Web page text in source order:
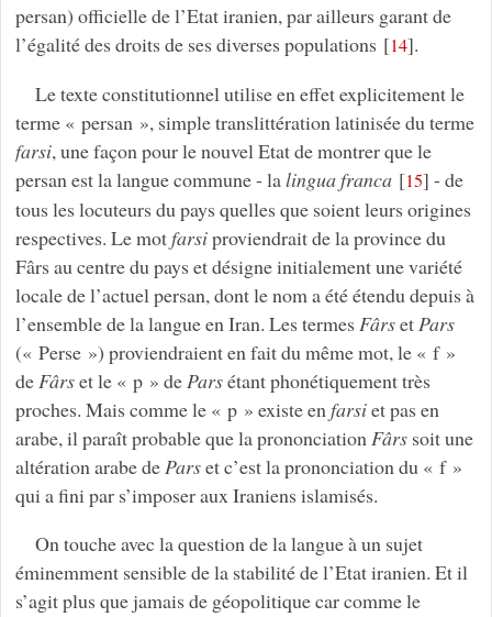
persan) officielle de l’Etat iranien, par ailleurs garant de
l’égalité des droits de ses diverses populations [14].
Le texte constitutionnel utilise en effet explicitement le
terme « persan », simple translittération latinisée du terme
farsi, une façon pour le nouvel Etat de montrer que le
persan est la langue commune - lalingua franca[15] - de
tous les locuteurs du pays quelles que soient leurs origines
respectives. Le motfarsiproviendrait de la province du
Fârs au centre du pays et désigne initialement une variété
locale de l’actuel persan, dont le nom a été étendu depuis à
l’ensemble de la langue en Iran. Les termes FârsetPars
(« Perse ») proviendraient en fait du même mot, le « f »
deFârset le « p » deParsétant phonétiquement très
proches. Mais comme le « p » existe enfarsiet pas en
arabe, il paraît probable que la prononciationFârssoit une
altération arabe deParset c’est la prononciation du « f »
qui a fini par s’imposer aux Iraniens islamisés.
On touche avec la question de la langue à un sujet
éminemment sensible de la stabilité de l’Etat iranien. Et il
s’agit plus que jamais de géopolitique car comme le